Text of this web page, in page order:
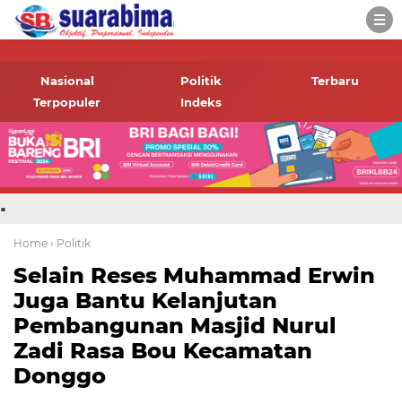
-->
informasi terbaru tentang
Bima dan daerah sekitar
Nasional Politik
Terbaru
Terpopuler
Indeks
.
Home › Politik
Selain Reses Muhammad Erwin
Juga Bantu Kelanjutan
Pembangunan Masjid Nurul
Zadi Rasa Bou Kecamatan
Donggo